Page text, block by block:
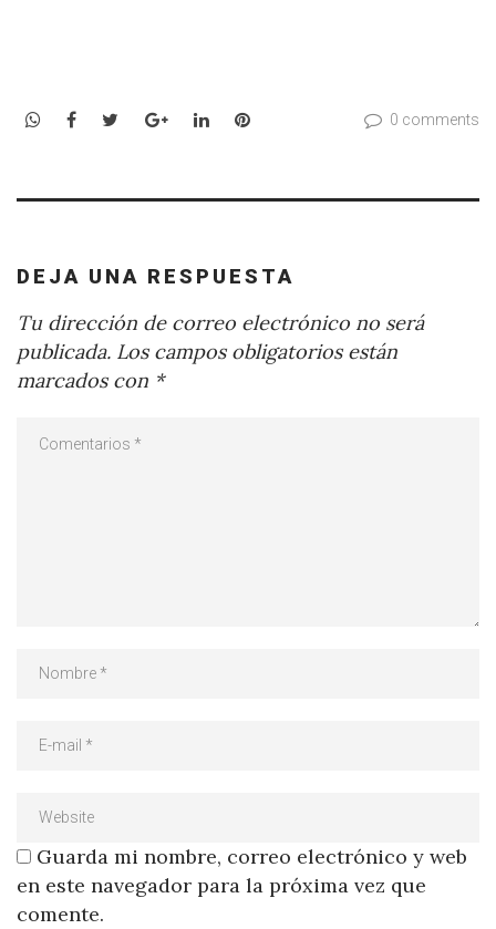
WhatsApp
Facebook
TwitterGoogle+LinkedInPinterest 0 comments
DEJA UNA RESPUESTA
Tu dirección de correo electrónico no será
publicada. Los campos obligatorios están
marcados con *
Guarda mi nombre, correo electrónico y web
en este navegador para la próxima vez que
comente.